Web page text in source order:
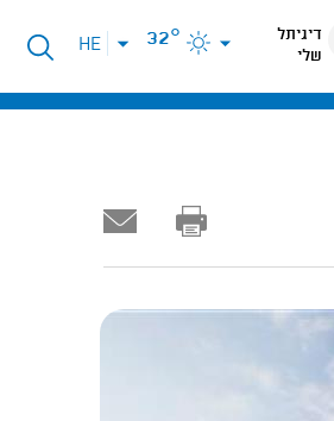
דיגיתל
שלי
32°
פתיחת
תפריט
HE